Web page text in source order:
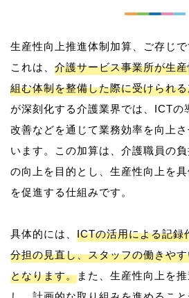
生産性向上推進体制加算、ご存じで
これは、 介護サービス事業所が生
組む体制を整備した際に受けられ
が深刻化する介護業界では、ICTの
改善などを通じて業務効率を向上
います。この加算は、介護職員の
の向上を目的とし、生産性向上を
を促進する仕組みです。
具体的には、 ICTの活用による記録
分担の見直し、スタッフの働きや
となります。また、生産性向上を